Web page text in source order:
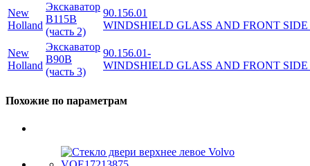
New
Holland
Экскаватор
B115B
(часть 2)
90.156.01
WINDSHIELD GLASS AND FRONT
New
Holland
Экскаватор
B90B
(часть 3)
90.156.01­
WINDSHIELD GLASS AND FRONT
Похожие по параметрам